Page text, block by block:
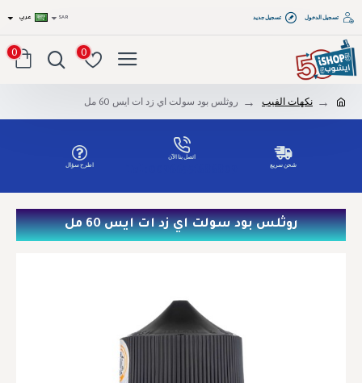
تسجيل الدخول تسجيل جديد SAR عربي
0
0
نكهات الفيب روثلس بود سولت اي زد ات ايس 60 مل
شحن سريع
اتصل بنا الآن
اطرح سؤال
روثلس بود سولت اي زد ات ايس 60 مل